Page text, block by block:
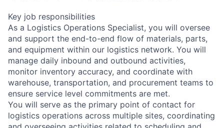
Key job responsibilities
As a Logistics Operations Specialist, you will oversee
and support the end-to-end flow of materials, parts,
and equipment within our logistics network. You will
manage daily inbound and outbound activities,
monitor inventory accuracy, and coordinate with
warehouse, transportation, and procurement teams to
ensure service level commitments are met.
You will serve as the primary point of contact for
logistics operations across multiple sites, coordinating